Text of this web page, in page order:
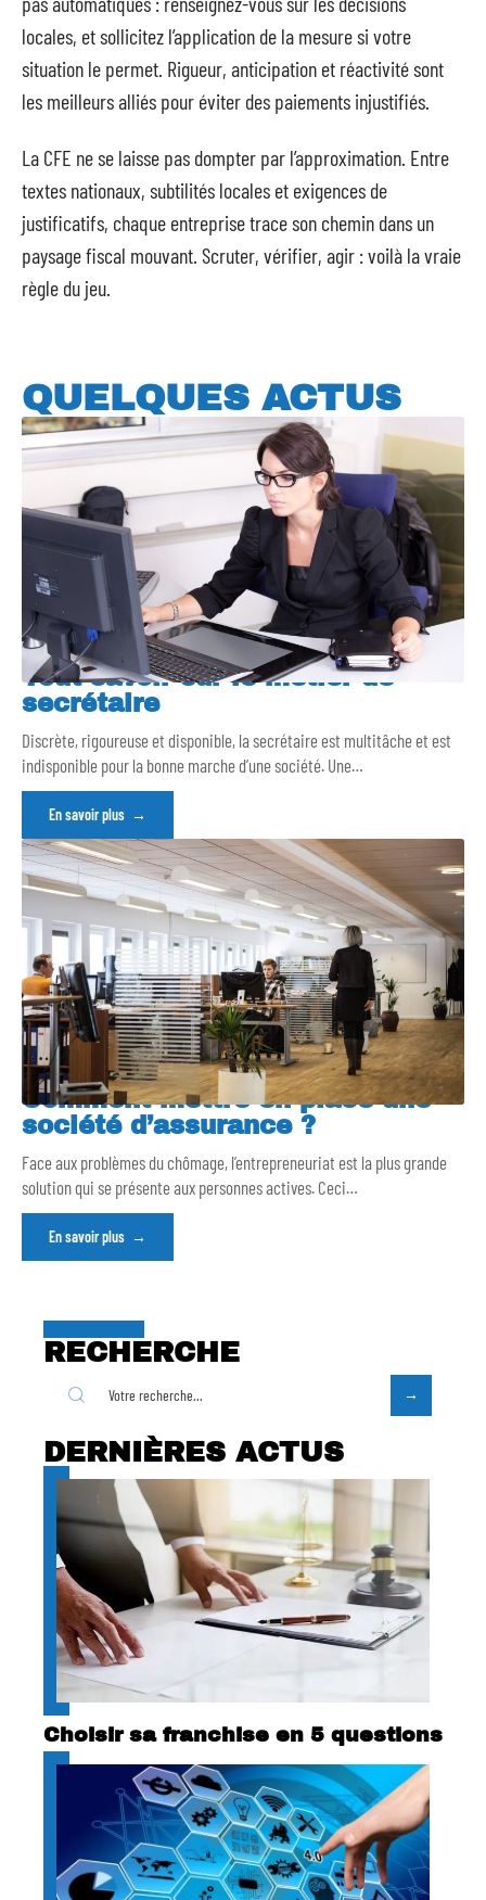
locales, et sollicitez l’application de la mesure si votre
situation le permet. Rigueur, anticipation et réactivité sont
les meilleurs alliés pour éviter des paiements injustifiés.
La CFE ne se laisse pas dompter par l’approximation. Entre
textes nationaux, subtilités locales et exigences de
justificatifs, chaque entreprise trace son chemin dans un
paysage fiscal mouvant. Scruter, vérifier, agir : voilà la vraie
règle du jeu.
QUELQUES ACTUS
Tout savoir sur le métier de
secrétaire
Discrète, rigoureuse et disponible, la secrétaire est multitâche et est
indisponible pour la bonne marche d’une société. Une…
En savoir plus
Comment mettre en place une
société d’assurance ?
Face aux problèmes du chômage, l’entrepreneuriat est la plus grande
solution qui se présente aux personnes actives. Ceci…
En savoir plus
RECHERCHE
DERNIÈRES ACTUS
Choisir sa franchise en 5 questions